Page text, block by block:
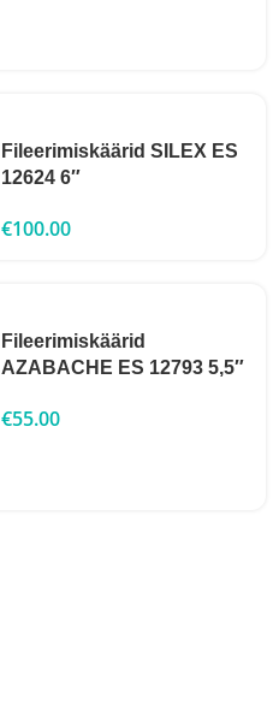
Fileerimiskäärid SILEX ES
12624 6″
€100.00
Fileerimiskäärid
AZABACHE ES 12793 5,5″
€55.00